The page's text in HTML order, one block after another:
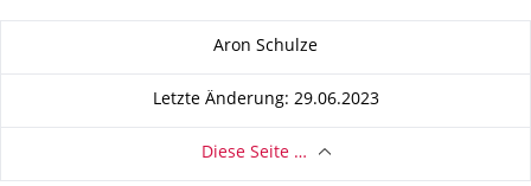
Aron Schulze
Letzte Änderung: 29.06.2023
Diese Seite …